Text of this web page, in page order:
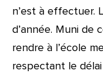
n’est à effectuer.
d’année. Muni de
rendre à l’école
respectant le